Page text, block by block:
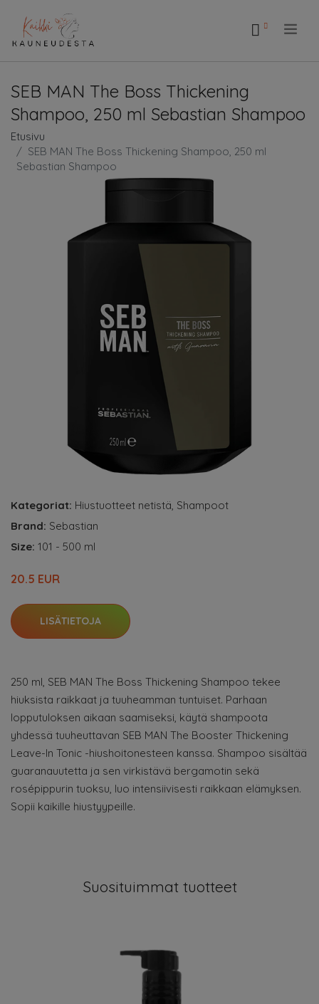
SEB MAN The Boss Thickening
Shampoo, 250 ml Sebastian Shampoo
Etusivu
SEB MAN The Boss Thickening Shampoo, 250 ml
Sebastian Shampoo
Kategoriat: Hiustuotteet netistä, Shampoot
Brand: Sebastian
Size: 101 - 500 ml
20.5 EUR
LISÄTIETOJA
250 ml, SEB MAN The Boss Thickening Shampoo tekee
hiuksista raikkaat ja tuuheamman tuntuiset. Parhaan
lopputuloksen aikaan saamiseksi, käytä shampoota
yhdessä tuuheuttavan SEB MAN The Booster Thickening
Leave-In Tonic -hiushoitonesteen kanssa. Shampoo sisältää
guaranauutetta ja sen virkistävä bergamotin sekä
rosépippurin tuoksu, luo intensiivisesti raikkaan elämyksen.
Sopii kaikille hiustyypeille.
Suosituimmat tuotteet